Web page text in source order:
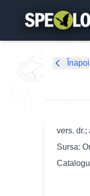
Înapoi
vers. dr.;
Sursa: